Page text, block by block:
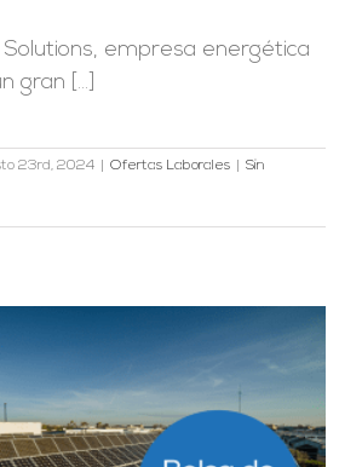
Solutions, empresa energética
gran [...]
23rd, 2024 Ofertas Laborales
Sin